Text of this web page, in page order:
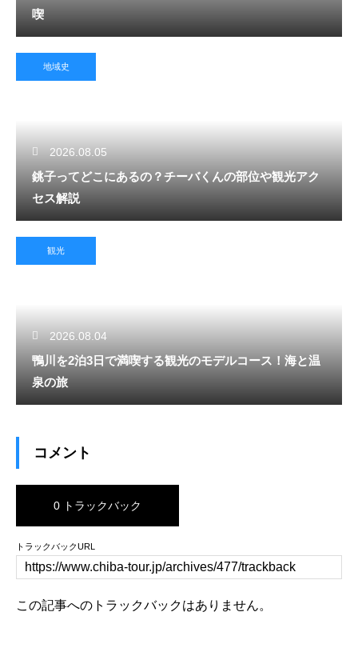
喫
地域史
2026.08.05
銚子ってどこにあるの？チーバくんの部位や観光アク
セス解説
観光
2026.08.04
鴨川を2泊3日で満喫する観光のモデルコース！海と温
泉の旅
コメント
0 トラックバック
トラックバックURL
この記事へのトラックバックはありません。